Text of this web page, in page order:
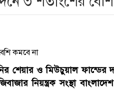
শেয়ার ও মিউচুয়াল ফান্ডের
নিয়ন্ত্রক সংস্থা